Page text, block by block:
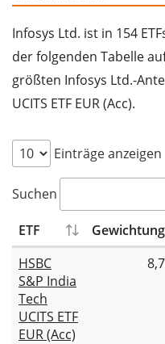
Infosys Ltd. ist in 154
der folgenden Tabelle
größten Infosys Ltd.-
UCITS ETF EUR (Acc).
Einträge anzeigen
Suchen
ETF Gewichtung
HSBC
S&P India
Tech
UCITS ETF
EUR (Acc)